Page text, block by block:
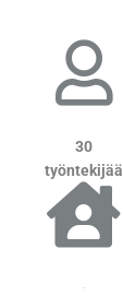
30
työntekijää